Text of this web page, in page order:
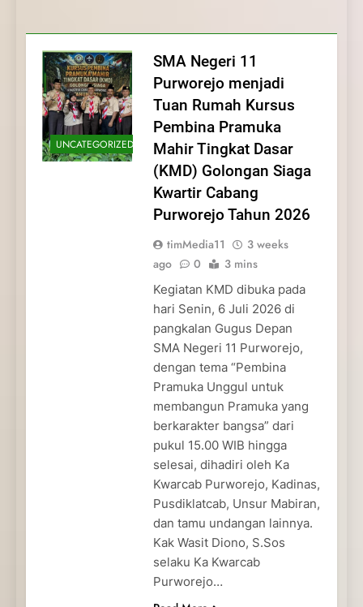
dan Pengabdian Generasi
Pramuka
Pramuka
Kepedulian
UNCATEGORIZED
SMA Negeri 11
Purworejo menjadi
Tuan Rumah Kursus
Pembina Pramuka
Mahir Tingkat Dasar
(KMD) Golongan Siaga
Kwartir Cabang
Purworejo Tahun 2026
timMedia11
3 weeks
ago
0 3 mins
Kegiatan KMD dibuka pada
hari Senin, 6 Juli 2026 di
pangkalan Gugus Depan
SMA Negeri 11 Purworejo,
dengan tema “Pembina
Pramuka Unggul untuk
membangun Pramuka yang
berkarakter bangsa” dari
pukul 15.00 WIB hingga
selesai, dihadiri oleh Ka
Kwarcab Purworejo, Kadinas,
Pusdiklatcab, Unsur Mabiran,
dan tamu undangan lainnya.
Kak Wasit Diono, S.Sos
selaku Ka Kwarcab
Purworejo…